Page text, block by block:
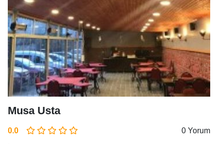
Musa Usta
0.0 0 Yorum